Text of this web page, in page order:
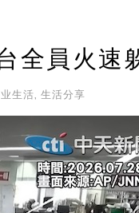
全員火速
生活, 生活分享